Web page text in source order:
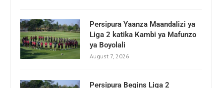
Persipura Yaanza Maandalizi ya
Liga 2 katika Kambi ya Mafunzo
ya Boyolali
August 7, 2026
Persipura Begins Liga 2